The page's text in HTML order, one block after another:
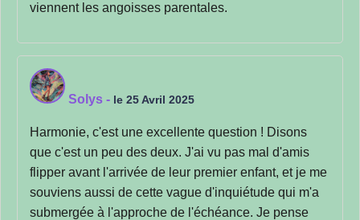
viennent les angoisses parentales.
Solys - le 25 Avril 2025
Harmonie, c'est une excellente question ! Disons
que c'est un peu des deux. J'ai vu pas mal d'amis
flipper avant l'arrivée de leur premier enfant, et je me
souviens aussi de cette vague d'inquiétude qui m'a
submergée à l'approche de l'échéance. Je pense